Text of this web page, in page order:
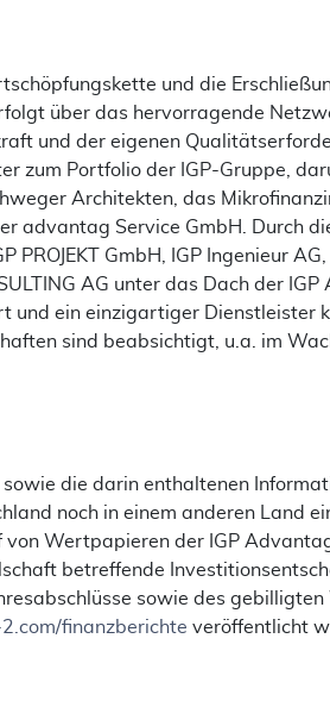
und die
über das hervorragende
und der eigenen
zum Portfolio der IGP-Gruppe,
Architekten, das
advantag Service GmbH. Durch
PROJEKT GmbH, IGP Ingenieur
AG unter das Dach der
und ein einzigartiger Dienstleister
sind beabsichtigt, u.a. im
sowie die darin enthaltenen
noch in einem anderen Land
von Wertpapieren der IGP
betreffende
sowie des
finanzberichte veröffentlicht